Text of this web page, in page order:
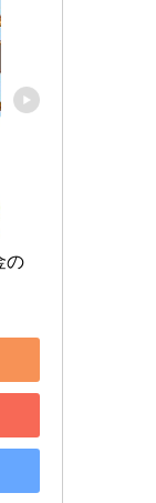
の